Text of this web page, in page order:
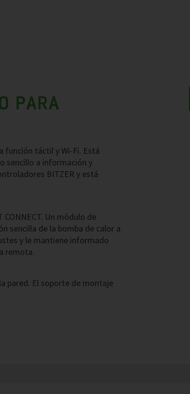
PARA
función táctil y Wi-Fi. Está
sencillo a información y
BITZER y está
Un módulo de
sencilla de la bomba de calor a
y le mantiene informado
remota.
pared. El soporte de montaje